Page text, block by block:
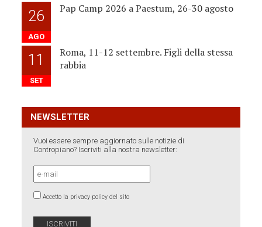
26
AGO
Pap Camp 2026 a Paestum, 26-30 agosto
11
SET
Roma, 11-12 settembre. Figli della stessa
rabbia
NEWSLETTER
Vuoi essere sempre aggiornato sulle notizie di
Contropiano? Iscriviti alla nostra newsletter:
Accetto la privacy policy del sito